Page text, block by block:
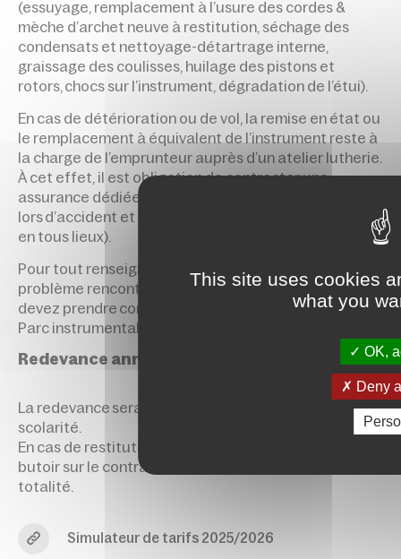
(essuyage, remplacement à l’usure des cordes &
mèche d’archet neuve à restitution, séchage des
condensats et nettoyage-détartrage interne,
graissage des coulisses, huilage des pistons et
rotors, chocs sur l’instrument, dégradation de l’étui).
En cas de détérioration ou de vol, la remise en état ou
le remplacement à équivalent de l’instrument reste à
la charge de l’emprunteur auprès d’un atelier lutherie.
À cet effet, il est obligation de contracter une
assurance dédiée tierce, garantissant l’instrument
lors d’accident et avaries diverses (bris, vol, transport
en tous lieux).
Pour tout renseignement complémentaire ou
problème rencontré avec le matériel emprunté, vous
devez prendre contact
auprès du gestionnaire du
Parc instrumental.
Redevance annuelle
La redevance sera incluse sur la facture des droits de
scolarité.
En cas de restitution de l’instrument au-delà du délai
butoir sur le contrat, la redevance sera due en
totalité.
Simulateur de tarifs 2025/2026
This site uses cookies
what you
OK,
Deny